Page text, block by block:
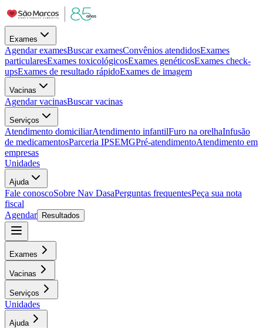
Exames
Agendar examesBuscar examesConvênios atendidosExames
particularesExames toxicológicosExames genéticosExames check-
upsExames de resultado rápidoExames de imagem
Vacinas
Agendar vacinasBuscar vacinas
Serviços
Atendimento domiciliarAtendimento infantilFuro na orelhaInfusão
de medicamentosParceria IPSEMGPré-atendimentoAtendimento em
empresas
Unidades
Ajuda
Fale conoscoSobre Nav DasaPerguntas frequentesPeça sua nota
fiscal
Agendar
Resultados
Exames
Vacinas
Serviços
Unidades
Ajuda